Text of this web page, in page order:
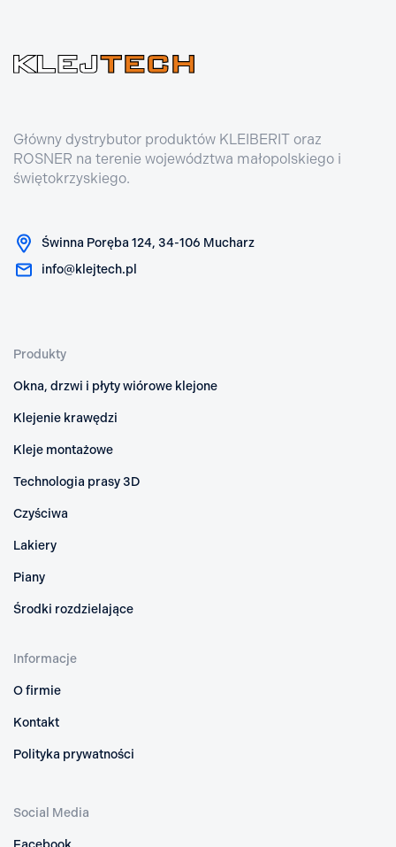
Główny dystrybutor produktów KLEIBERIT oraz
ROSNER na terenie województwa małopolskiego i
świętokrzyskiego.
Świnna Poręba 124, 34-106 Mucharz
info@klejtech.pl
Produkty
Okna, drzwi i płyty wiórowe klejone
Klejenie krawędzi
Kleje montażowe
Technologia prasy 3D
Czyściwa
Lakiery
Piany
Środki rozdzielające
Informacje
O firmie
Kontakt
Polityka prywatności
Social Media